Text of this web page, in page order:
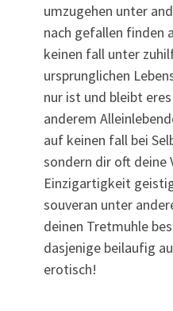
umzugehen unter
nach gefallen finden
keinen fall unter
ursprunglichen
nur ist und bleibt
anderem
auf keinen fall bei
sondern dir oft deine
Einzigartigkeit
souveran unter
deinen Tretmuhle
dasjenige beilaufig
erotisch!